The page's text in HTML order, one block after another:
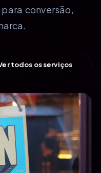
conversão,
todos os serviços